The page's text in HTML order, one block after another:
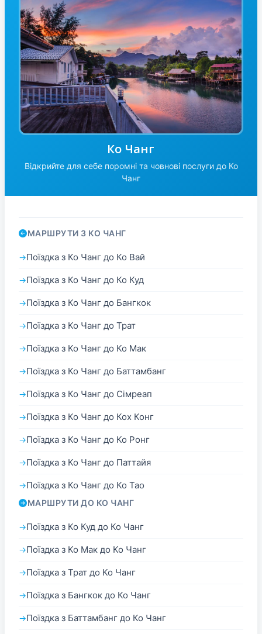
Ко Чанг
Відкрийте для себе поромні та човнові послуги до Ко
Чанг
МАРШРУТИ З КО ЧАНГ
Поїздка з Ко Чанг до Ко Вай
Поїздка з Ко Чанг до Ко Куд
Поїздка з Ко Чанг до Бангкок
Поїздка з Ко Чанг до Трат
Поїздка з Ко Чанг до Ко Мак
Поїздка з Ко Чанг до Баттамбанг
Поїздка з Ко Чанг до Сімреап
Поїздка з Ко Чанг до Кох Конг
Поїздка з Ко Чанг до Ко Ронг
Поїздка з Ко Чанг до Паттайя
Поїздка з Ко Чанг до Ко Тао
МАРШРУТИ ДО КО ЧАНГ
Поїздка з Ко Куд до Ко Чанг
Поїздка з Ко Мак до Ко Чанг
Поїздка з Трат до Ко Чанг
Поїздка з Бангкок до Ко Чанг
Поїздка з Баттамбанг до Ко Чанг